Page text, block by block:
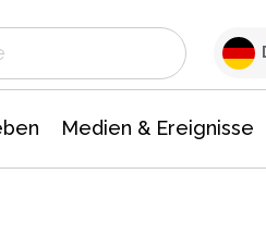
Medien & Ereignisse